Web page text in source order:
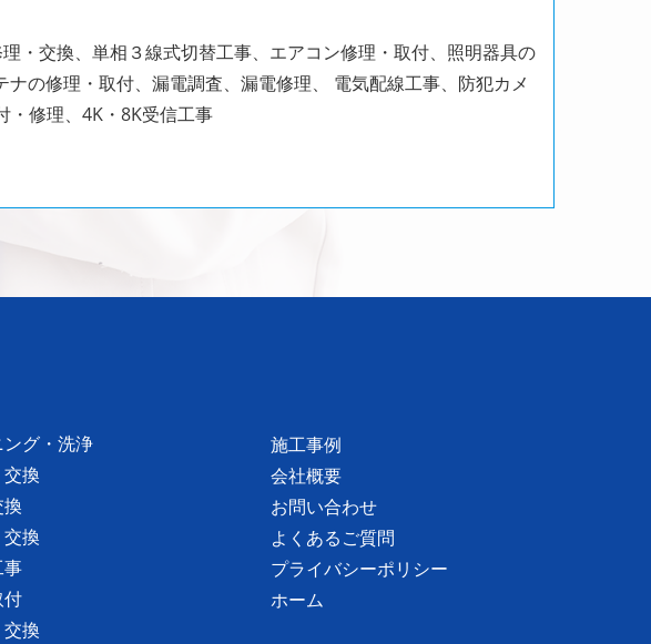
・交換、単相３線式切替工事、エアコン修理・取付、照明器具の
の修理・取付、漏電調査、漏電修理、 電気配線工事、防犯カメ
・修理、4K・8K受信工事
グ・洗浄
換
換
事
付
換
施工事例
会社概要
お問い合わせ
よくあるご質問
プライバシーポリシー
ホーム